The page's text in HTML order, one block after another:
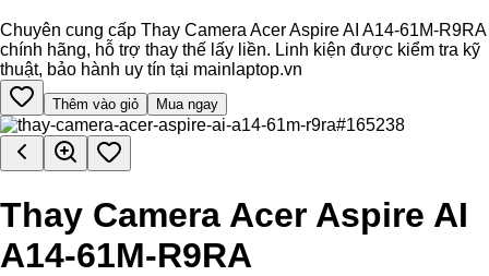
Chuyên cung cấp Thay Camera Acer Aspire AI A14-61M-R9RA
chính hãng, hỗ trợ thay thế lấy liền. Linh kiện được kiểm tra kỹ
thuật, bảo hành uy tín tại mainlaptop.vn
Thêm vào giỏ Mua ngay
Thay Camera Acer Aspire AI
A14-61M-R9RA